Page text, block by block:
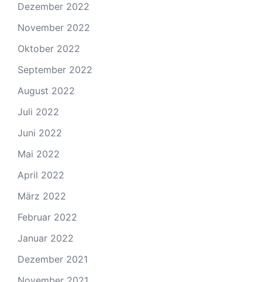
Dezember 2022
November 2022
Oktober 2022
September 2022
August 2022
Juli 2022
Juni 2022
Mai 2022
April 2022
März 2022
Februar 2022
Januar 2022
Dezember 2021